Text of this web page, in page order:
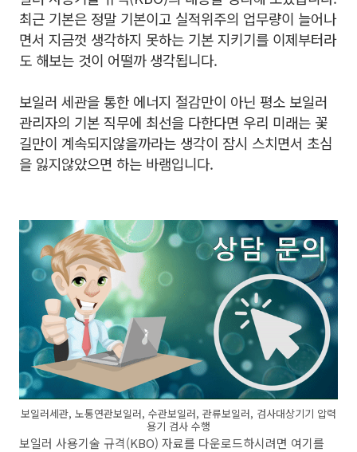
최근 기본은 정말 기본이고 실적위주의 업무량이 늘어나
면서 지금껏 생각하지 못하는 기본 지키기를 이제부터라
도 해보는 것이 어떨까 생각됩니다.
보일러 세관을 통한 에너지 절감만이 아닌 평소 보일러
관리자의 기본 직무에 최선을 다한다면 우리 미래는 꽃
길만이 계속되지않을까라는 생각이 잠시 스치면서 초심
을 잃지않았으면 하는 바램입니다.
보일러세관, 노통연관보일러, 수관보일러, 관류보일러, 검사대상기기 압력
용기 검사 수행
보일러 사용기술 규격(KBO) 자료를 다운로드하시려면 여기를